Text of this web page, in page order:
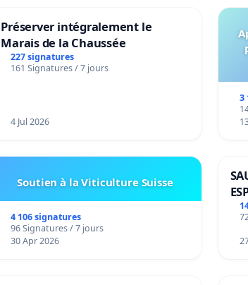
Préserver intégralement le
Marais de la Chaussée
227 signatures
161 Signatures / 7 jours
4 Jul 2026
3
Soutien à la Viticulture Suisse
4 106 signatures
96 Signatures / 7 jours
30 Apr 2026